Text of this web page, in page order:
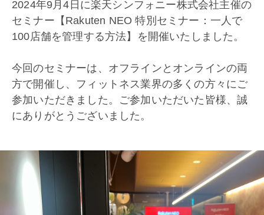
2024年9月4日に楽天シンフォニー株式会社主催の
セミナー【Rakuten NEO 特別セミナー：一人で
100店舗を管理する方法】を開催いたしました。
今回のセミナーは、オフラインとオンラインの両
方で開催し、フィットネス業界の多くの方々にご
参加いただきました。ご参加いただいた皆様、誠
にありがとうございました。